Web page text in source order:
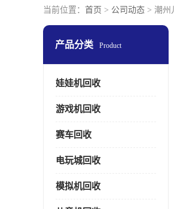
当前位置： 首页 > 公司动态 > 潮州
产品分类 Product
娃娃机回收
游戏机回收
赛车回收
电玩城回收
模拟机回收